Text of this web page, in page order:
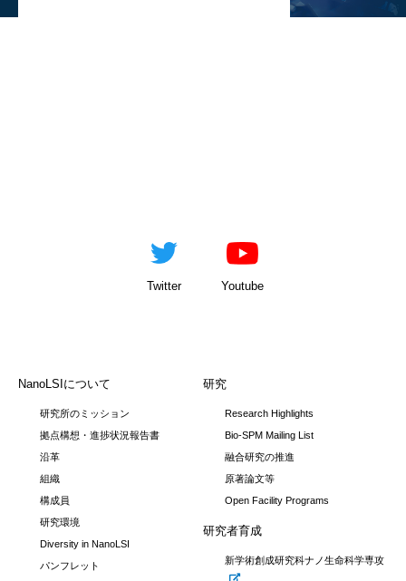
Twitter Youtube
NanoLSIについて
研究所のミッション
拠点構想・進捗状況報告書
沿革
組織
構成員
研究環境
Diversity in NanoLSI
パンフレット
研究
Research Highlights
Bio-SPM Mailing List
融合研究の推進
原著論文等
Open Facility Programs
研究者育成
新学術創成研究科ナノ生命科学専攻